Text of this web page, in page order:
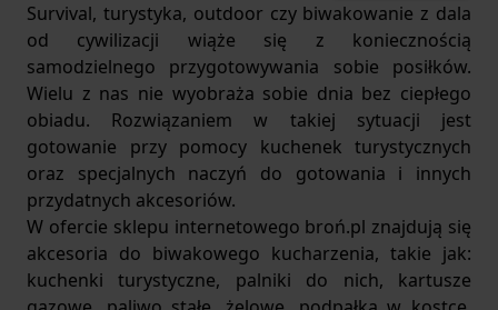
Survival, turystyka, outdoor czy biwakowanie z dala
od cywilizacji wiąże się z koniecznością
samodzielnego przygotowywania sobie posiłków.
Wielu z nas nie wyobraża sobie dnia bez ciepłego
obiadu. Rozwiązaniem w takiej sytuacji jest
gotowanie przy pomocy kuchenek turystycznych
oraz specjalnych naczyń do gotowania i innych
przydatnych akcesoriów.
W ofercie sklepu internetowego broń.pl znajdują się
akcesoria do biwakowego kucharzenia, takie jak:
kuchenki turystyczne, palniki do nich, kartusze